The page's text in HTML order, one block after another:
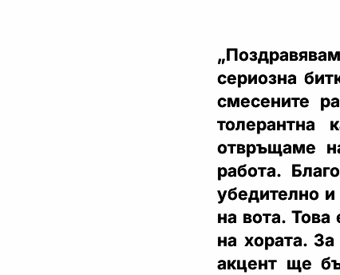
сериозна
смесените
отвръщаме
работа.
убедително и
на вота. Това
на хората.
акцент ще